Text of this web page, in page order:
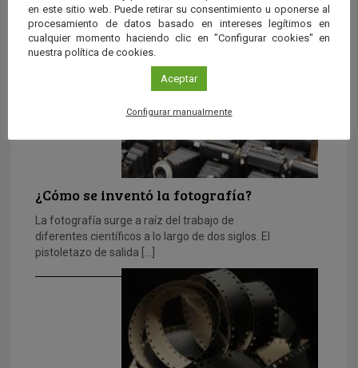
en 1860. John Wesley Hyatt, con sólo 18 años de […]
¿Cómo se inventó la fotografía?
La fotografía surge a raíz del trabajo de
diferentes científicos a lo largo de dos siglos. El
pistoletazo de salida […]
en este sitio web. Puede retirar su consentimiento u oponerse al
procesamiento de datos basado en intereses legítimos en
cualquier momento haciendo clic en "Configurar cookies" en
nuestra política de cookies.
Aceptar
Configurar manualmente